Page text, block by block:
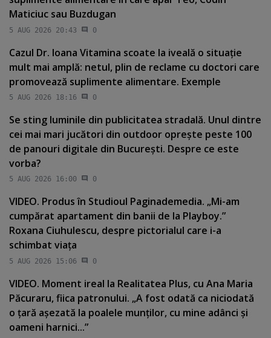
Maticiuc sau Buzdugan
5 AUG 2026 20:43 0
Cazul Dr. Ioana Vitamina scoate la iveală o situaţie
mult mai amplă: netul, plin de reclame cu doctori care
promovează suplimente alimentare. Exemple
5 AUG 2026 18:16 0
Se sting luminile din publicitatea stradală. Unul dintre
cei mai mari jucători din outdoor opreşte peste 100
de panouri digitale din Bucureşti. Despre ce este
vorba?
5 AUG 2026 16:00 0
VIDEO. Produs în Studioul Paginademedia. „Mi-am
cumpărat apartament din banii de la Playboy.”
Roxana Ciuhulescu, despre pictorialul care i-a
schimbat viaţa
5 AUG 2026 15:06 0
VIDEO. Moment ireal la Realitatea Plus, cu Ana Maria
Păcuraru, fiica patronului. „A fost odată ca niciodată
o ţară aşezată la poalele munţilor, cu mine adânci şi
oameni harnici...”